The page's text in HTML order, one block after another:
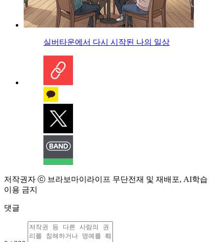
실버타운에서 다시 시작된 나의 일상
저작권자 ⓒ 브라보마이라이프 무단전재 및 재배포, AI학습
이용 금지
댓글